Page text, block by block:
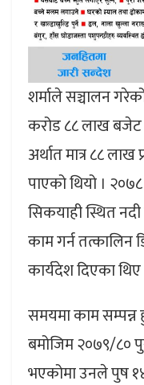
शर्माले सञ्चालन
करोड ८८ लाख
अर्थात मात्र ८८ लाख
पाएको थियो ।
सिकयाही स्थित
काम गर्न
कार्यदेश दिएका थिए
समयमा काम
बमोजिम २०७९/८०
भएकोमा उनले पुष